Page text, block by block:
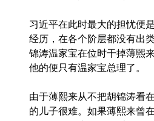
习近平在此时最大的担忧便
经历，在各个阶层都没有出
锦涛温家宝在位时干掉薄熙
他的便只有温家宝总理了。
由于薄熙来从不把胡锦涛看
的儿子很难。如果薄熙来曾